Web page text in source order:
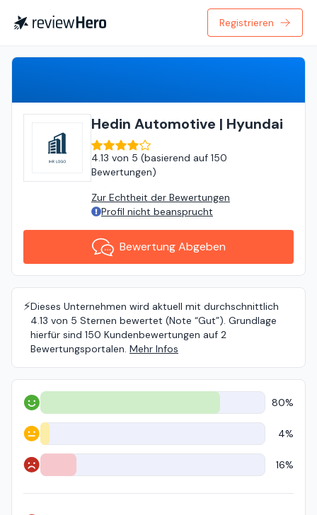
Registrieren
Hedin Automotive | Hyundai
4.13 von 5 (basierend auf 150
Bewertungen)
Zur Echtheit der Bewertungen
Profil nicht beansprucht
Bewertung Abgeben
⚡️Dieses Unternehmen wird aktuell mit durchschnittlich
4.13 von 5 Sternen bewertet (Note “Gut”). Grundlage
hierfür sind 150 Kundenbewertungen auf 2
Bewertungsportalen. Mehr Infos
Positiv 80%
Neutral 4%
Negativ 16%